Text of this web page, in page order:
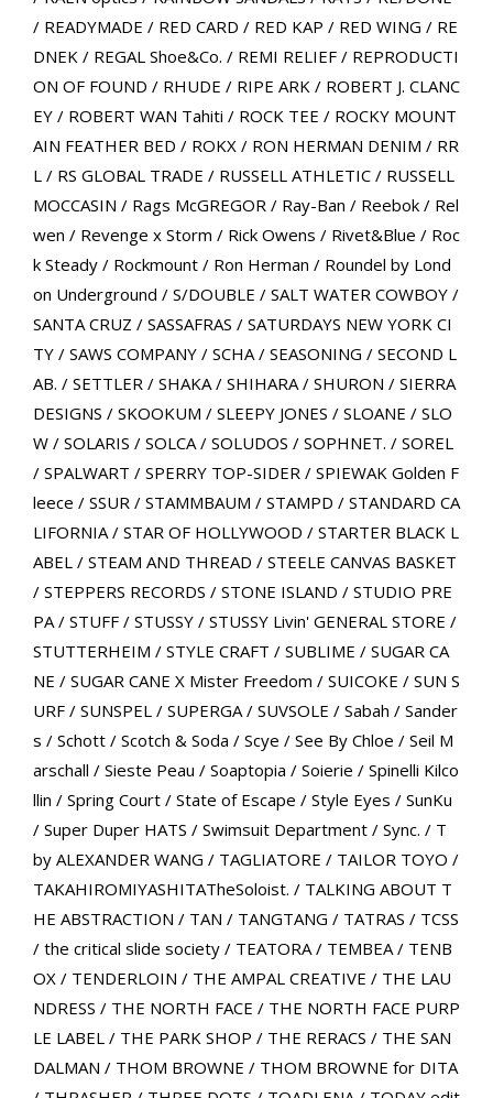
/ READYMADE / RED CARD / RED KAP / RED WING / RE
DNEK/ REGAL Shoe&Co. / REMI RELIEF/ REPRODUCTI
ON OF FOUND / RHUDE / RIPE ARK/ ROBERT J. CLANC
EY/ ROBERT WAN Tahiti / ROCK TEE / ROCKY MOUNT
AIN FEATHER BED / ROKX/ RON HERMAN DENIM / RR
L/ RS GLOBAL TRADE / RUSSELL ATHLETIC/ RUSSELL
MOCCASIN / Rags McGREGOR/ Ray-Ban / Reebok/ Rel
wen / Revenge x Storm / Rick Owens / Rivet&Blue / Roc
k Steady/ Rockmount/ Ron Herman / Roundel by Lond
on Underground / S/DOUBLE / SALT WATER COWBOY/
SANTA CRUZ / SASSAFRAS / SATURDAYS NEW YORK CI
TY/ SAWS COMPANY/ SCHA/ SEASONING / SECOND L
AB. / SETTLER/ SHAKA/ SHIHARA/ SHURON / SIERRA
DESIGNS / SKOOKUM / SLEEPY JONES / SLOANE / SLO
W/ SOLARIS / SOLCA/ SOLUDOS / SOPHNET. / SOREL
/ SPALWART / SPERRY TOP-SIDER/ SPIEWAK Golden F
leece / SSUR/ STAMMBAUM / STAMPD / STANDARD CA
LIFORNIA/ STAR OF HOLLYWOOD / STARTER BLACK L
ABEL/ STEAM AND THREAD / STEELE CANVAS BASKET
/ STEPPERS RECORDS / STONE ISLAND / STUDIO PRE
PA/ STUFF/ STUSSY/ STUSSY Livin' GENERAL STORE /
STUTTERHEIM / STYLE CRAFT / SUBLIME / SUGAR CA
NE / SUGAR CANE X Mister Freedom / SUICOKE / SUN S
URF/ SUNSPEL/ SUPERGA/ SUVSOLE / Sabah / Sander
s / Schott/ Scotch & Soda / Scye / See By Chloe / Seil M
arschall / Sieste Peau / Soaptopia / Soierie / Spinelli Kilco
llin / Spring Court/ State of Escape / Style Eyes / SunKu
/ Super Duper HATS / Swimsuit Department/ Sync. / T
by ALEXANDER WANG / TAGLIATORE / TAILOR TOYO /
TAKAHIROMIYASHITATheSoloist. / TALKING ABOUT T
HE ABSTRACTION / TAN / TANGTANG / TATRAS / TCSS
/ the critical slide society/ TEATORA/ TEMBEA/ TENB
OX/ TENDERLOIN / THE AMPAL CREATIVE / THE LAU
NDRESS / THE NORTH FACE / THE NORTH FACE PURP
LE LABEL/ THE PARK SHOP / THE RERACS / THE SAN
DALMAN / THOM BROWNE / THOM BROWNE for DITA